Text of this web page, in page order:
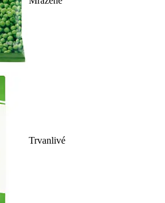
Trvanlivé